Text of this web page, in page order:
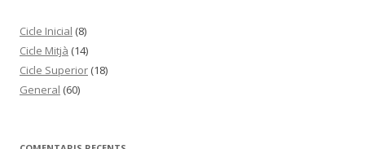
Cicle Inicial (8)
Cicle Mitjà (14)
Cicle Superior (18)
General (60)